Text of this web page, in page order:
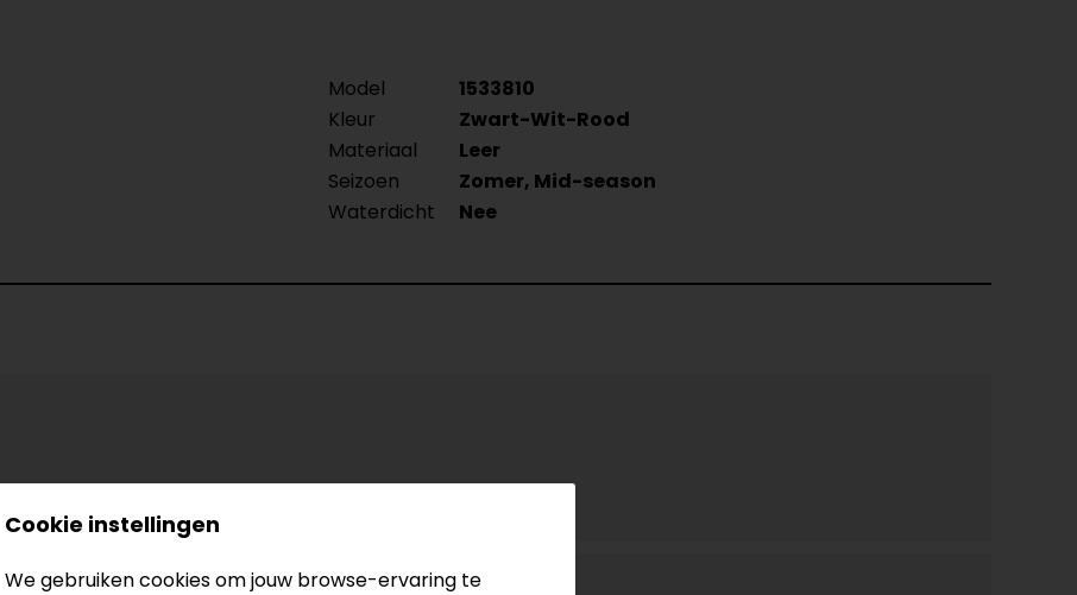
Model
1533810
Kleur
Zwart-Wit-Rood
Materiaal
Leer
Seizoen
Zomer, Mid-season
Waterdicht
Nee
Cookie instellingen
We gebruiken cookies om jouw browse-ervaring te